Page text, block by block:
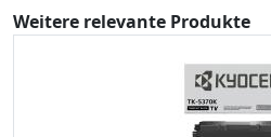
Weitere relevante Produkte